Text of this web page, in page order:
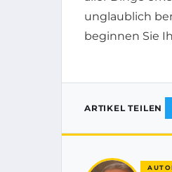
unglaublich
beginnen Sie
ARTIKEL TEILEN